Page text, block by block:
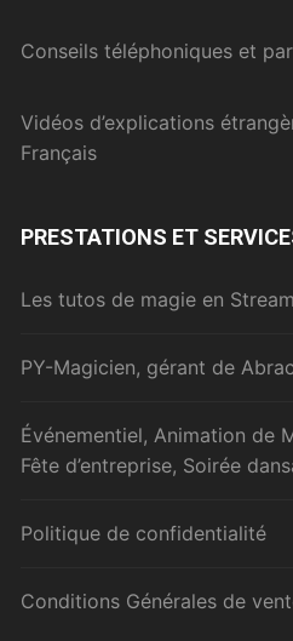
Conseils téléphoniques et
Vidéos d’explications
Français
PRESTATIONS ET
Les tutos de magie en
PY-Magicien, gérant de
Événementiel, Animation de
Fête d’entreprise, Soirée
Politique de confidentialité
Conditions Générales de